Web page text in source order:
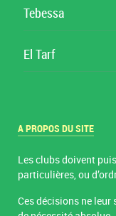
Tebessa
El Tarf
A PROPOS DU SITE
Les clubs doivent
particulières, ou
Ces décisions ne leur